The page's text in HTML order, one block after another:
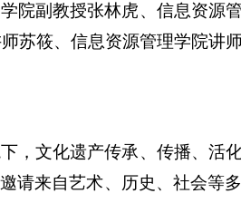
院副教授张林虎、信息资源
苏筱、信息资源管理学院讲
，文化遗产传承、传播、活
请来自艺术、历史、社会等